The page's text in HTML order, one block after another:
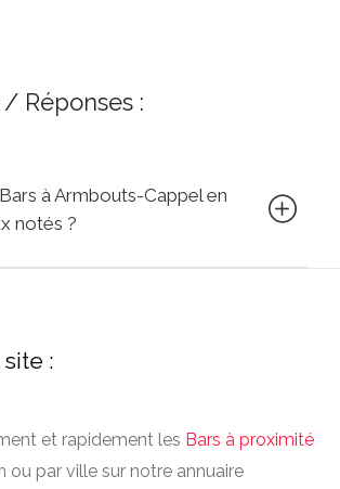
Réponses :
à Armbouts-Cappel en
notés ?
:
et rapidement les Bars à proximité
ou par ville sur notre annuaire